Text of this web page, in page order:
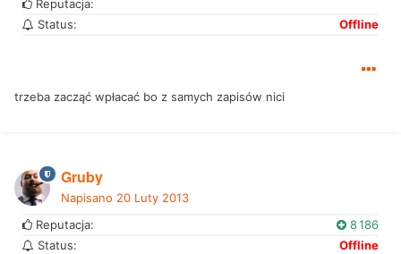
Reputacja:
Status:
Offline
trzeba zacząć wpłacać bo z samych zapisów nici
Gruby
Napisano 20 Luty 2013
Reputacja:
8 186
Status:
Offline